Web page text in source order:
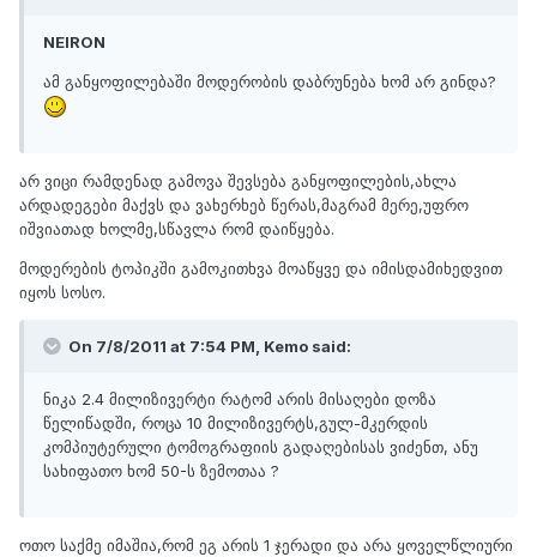
NEIRON
ამ განყოფილებაში მოდერობის დაბრუნება ხომ არ გინდა?
არ ვიცი რამდენად გამოვა შევსება განყოფილების,ახლა
არდადეგები მაქვს და ვახერხებ წერას,მაგრამ მერე,უფრო
იშვიათად ხოლმე,სწავლა რომ დაიწყება.
მოდერების ტოპიკში გამოკითხვა მოაწყვე და იმისდამიხედვით
იყოს სოსო.
On 7/8/2011 at 7:54 PM, Kemo said:
ნიკა 2.4 მილიზივერტი რატომ არის მისაღები დოზა
წელიწადში, როცა 10 მილიზივერტს,გულ-მკერდის
კომპიუტერული ტომოგრაფიის გადაღებისას ვიძენთ, ანუ
სახიფათო ხომ 50-ს ზემოთაა ?
ოთო საქმე იმაშია,რომ ეგ არის 1 ჯერადი და არა ყოველწლიური